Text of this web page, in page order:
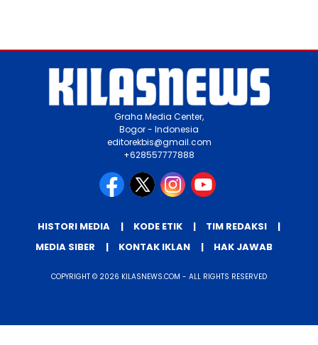
Graha Media Center,
Bogor - Indonesia
editorekbis@gmail.com
+628557777888
HISTORI MEDIA KODE ETIK
TIM REDAKSI
MEDIA SIBER
KONTAK IKLAN HAK JAWAB
COPYRIGHT © 2026 KILASNEWS.COM - ALL RIGHTS RESERVED